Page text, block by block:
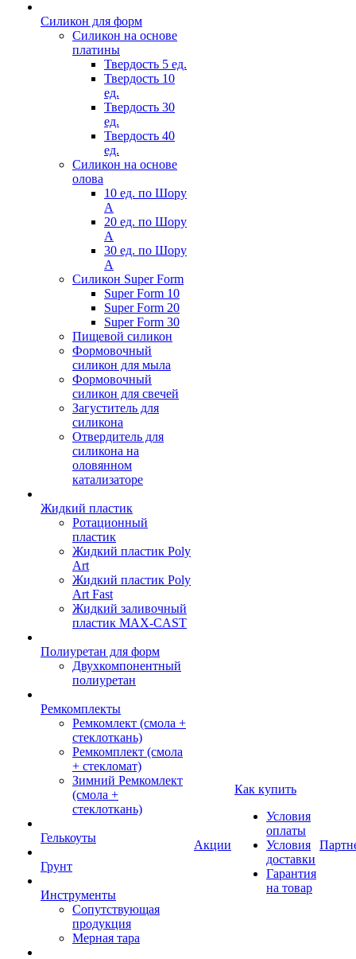
Силикон для форм
Силикон на основе
платины
Твердость 5 ед.
Твердость 10
ед.
Твердость 30
ед.
Твердость 40
ед.
Силикон на основе
олова
10 ед. по Шору
А
20 ед. по Шору
А
30 ед. по Шору
А
Силикон Super Form
Super Form 10
Super Form 20
Super Form 30
Пищевой силикон
Формовочный
силикон для мыла
Формовочный
силикон для свечей
Загуститель для
силикона
Отвердитель для
силикона на
оловянном
катализаторе
Жидкий пластик
Ротационный
пластик
Жидкий пластик Poly
Art
Жидкий пластик Poly
Art Fast
Жидкий заливочный
пластик MAX-CAST
Полиуретан для форм
Двухкомпонентный
полиуретан
Ремкомплекты
Ремкомлект (смола +
стеклоткань)
Ремкомплект (смола
+ стекломат)
Зимний Ремкомлект
(смола +
стеклоткань)
Гелькоуты
Грунт
Инструменты
Сопутствующая
продукция
Мерная тара
Акции
Как купить
Условия
оплаты
Условия
доставки
Гарантия
на товар